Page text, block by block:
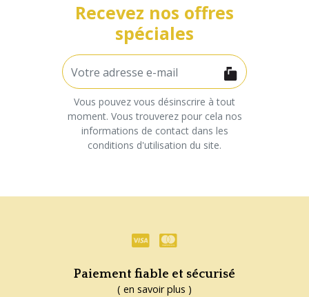
Recevez nos offres
spéciales
Vous pouvez vous désinscrire à tout
moment. Vous trouverez pour cela nos
informations de contact dans les
conditions d'utilisation du site.
Paiement fiable et sécurisé
( en savoir plus )